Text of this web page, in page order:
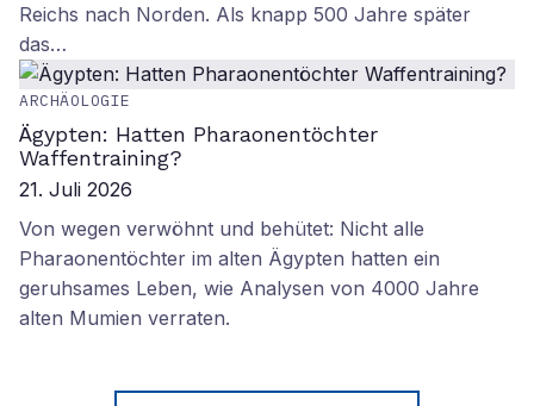
Reichs nach Norden. Als knapp 500 Jahre später
das…
ARCHÄOLOGIE
Ägypten: Hatten Pharaonentöchter
Waffentraining?
21. Juli 2026
Von wegen verwöhnt und behütet: Nicht alle
Pharaonentöchter im alten Ägypten hatten ein
geruhsames Leben, wie Analysen von 4000 Jahre
alten Mumien verraten.